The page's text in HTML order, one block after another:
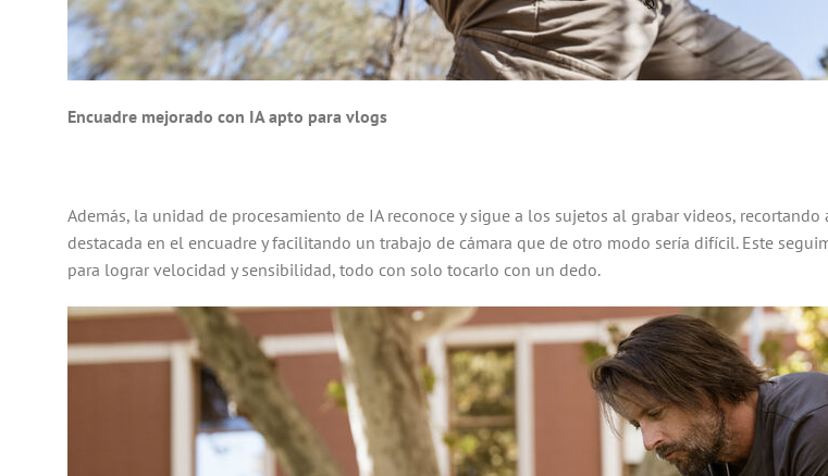
Encuadre mejorado con IA apto para vlogs
Además, la unidad de procesamiento de IA reconoce y sigue a los sujetos al grabar videos,
destacada en el encuadre y facilitando un trabajo de cámara que de otro modo sería difícil. Este
para lograr velocidad y sensibilidad, todo con solo tocarlo con un dedo.